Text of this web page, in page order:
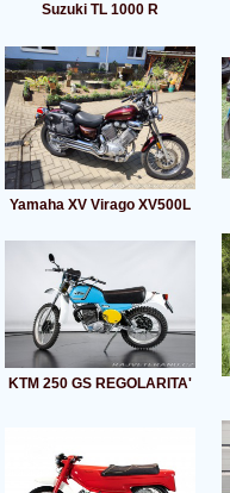
Suzuki TL 1000 R
Yamaha XV Virago XV500L
KTM 250 GS REGOLARITA'